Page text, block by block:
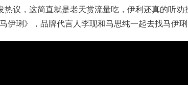
热议，这简直就是老天赏流量吃，伊利还真的听劝
伊琍》，品牌代言人李现和马思纯一起去找马伊